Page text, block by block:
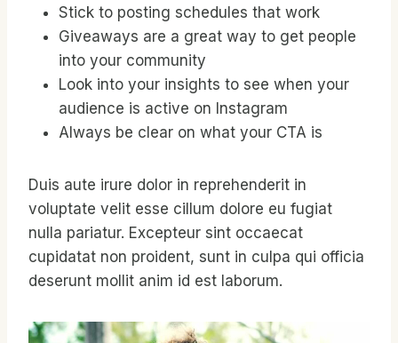
Stick to posting schedules that work
Giveaways are a great way to get people
into your community
Look into your insights to see when your
audience is active on Instagram
Always be clear on what your CTA is
Duis aute irure dolor in reprehenderit in
voluptate velit esse cillum dolore eu fugiat
nulla pariatur. Excepteur sint occaecat
cupidatat non proident, sunt in culpa qui officia
deserunt mollit anim id est laborum.